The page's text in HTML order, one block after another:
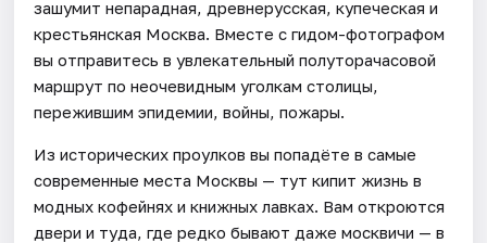
зашумит непарадная, древнерусская, купеческая и
крестьянская Москва. Вместе с гидом-фотографом
вы отправитесь в увлекательный полуторачасовой
маршрут по неочевидным уголкам столицы,
пережившим эпидемии, войны, пожары.
Из исторических проулков вы попадёте в самые
современные места Москвы — тут кипит жизнь в
модных кофейнях и книжных лавках. Вам откроются
двери и туда, где редко бывают даже москвичи — в